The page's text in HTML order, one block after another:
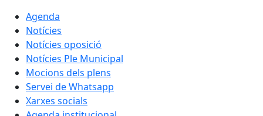
Agenda
Notícies
Notícies oposició
Notícies Ple Municipal
Mocions dels plens
Servei de Whatsapp
Xarxes socials